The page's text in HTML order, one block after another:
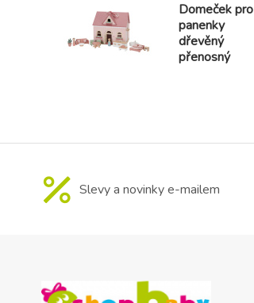
Domeček pro
panenky
dřevěný
přenosný
Slevy a novinky e-mailem